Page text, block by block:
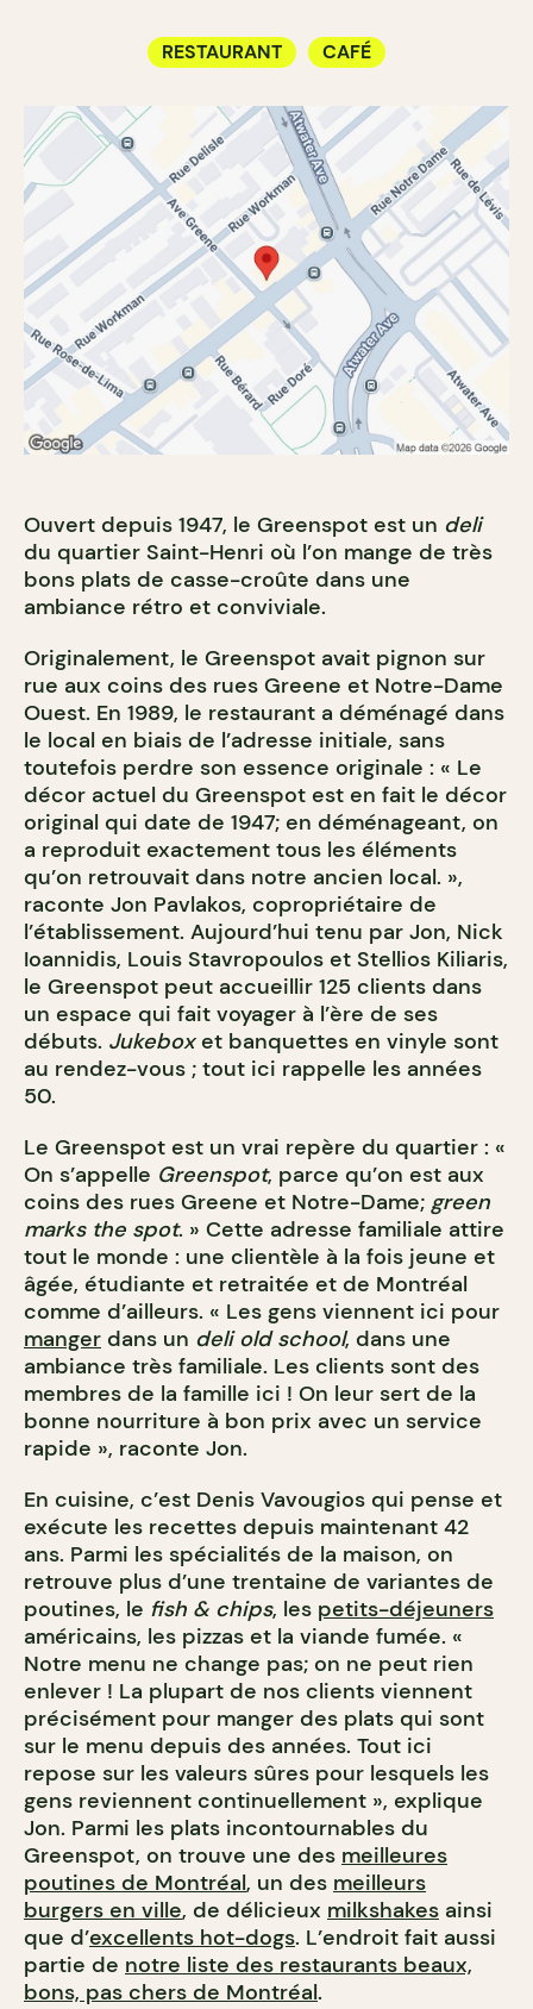
RESTAURANT CAFÉ
Ouvert depuis 1947, le Greenspot est un deli
du quartier Saint-Henri où l’on mange de très
bons plats de casse-croûte dans une
ambiance rétro et conviviale.
Originalement, le Greenspot avait pignon sur
rue aux coins des rues Greene et Notre-Dame
Ouest. En 1989, le restaurant a déménagé dans
le local en biais de l’adresse initiale, sans
toutefois perdre son essence originale : « Le
décor actuel du Greenspot est en fait le décor
original qui date de 1947; en déménageant, on
a reproduit exactement tous les éléments
qu’on retrouvait dans notre ancien local. »,
raconte Jon Pavlakos, copropriétaire de
l’établissement. Aujourd’hui tenu par Jon, Nick
Ioannidis, Louis Stavropoulos et Stellios Kiliaris,
le Greenspot peut accueillir 125 clients dans
un espace qui fait voyager à l’ère de ses
débuts. Jukeboxet banquettes en vinyle sont
au rendez-vous ; tout ici rappelle les années
50.
Le Greenspot est un vrai repère du quartier : «
On s’appelle Greenspot, parce qu’on est aux
coins des rues Greene et Notre-Dame; green
marks the spot. » Cette adresse familiale attire
tout le monde : une clientèle à la fois jeune et
âgée, étudiante et retraitée et de Montréal
comme d’ailleurs. « Les gens viennent ici pour
manger dans un deli old school, dans une
ambiance très familiale. Les clients sont des
membres de la famille ici ! On leur sert de la
bonne nourriture à bon prix avec un service
rapide », raconte Jon.
En cuisine, c’est Denis Vavougios qui pense et
exécute les recettes depuis maintenant 42
ans. Parmi les spécialités de la maison, on
retrouve plus d’une trentaine de variantes de
poutines, le fish & chips, les petits-déjeuners
américains, les pizzas et la viande fumée. «
Notre menu ne change pas; on ne peut rien
enlever ! La plupart de nos clients viennent
précisément pour manger des plats qui sont
sur le menu depuis des années. Tout ici
repose sur les valeurs sûres pour lesquels les
gens reviennent continuellement », explique
Jon. Parmi les plats incontournables du
Greenspot, on trouve une des meilleures
poutines de Montréal, un des meilleurs
burgers en ville, de délicieux milkshakes ainsi
que d’excellents hot-dogs. L’endroit fait aussi
partie de notre liste des restaurants beaux,
bons, pas chers de Montréal.